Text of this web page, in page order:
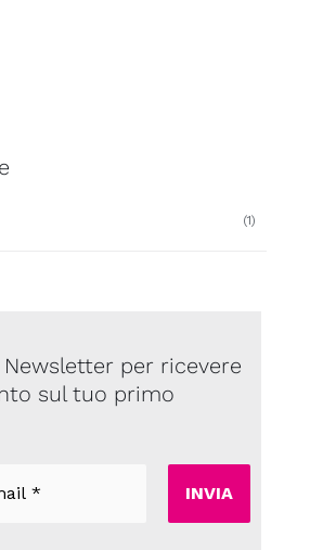
(1)
per ricevere
sul tuo primo